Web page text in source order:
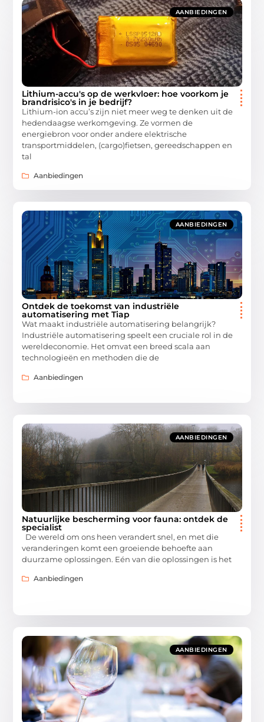
AANBIEDINGEN
Lithium-accu's op de werkvloer: hoe voorkom je
brandrisico's in je bedrijf?
Lithium-ion accu’s zijn niet meer weg te denken uit de
hedendaagse werkomgeving. Ze vormen de
energiebron voor onder andere elektrische
transportmiddelen, (cargo)fietsen, gereedschappen en
tal
Aanbiedingen
AANBIEDINGEN
Ontdek de toekomst van industriële
automatisering met Tiap
Wat maakt industriële automatisering belangrijk?
Industriële automatisering speelt een cruciale rol in de
wereldeconomie. Het omvat een breed scala aan
technologieën en methoden die de
Aanbiedingen
AANBIEDINGEN
Natuurlijke bescherming voor fauna: ontdek de
specialist
De wereld om ons heen verandert snel, en met die
veranderingen komt een groeiende behoefte aan
duurzame oplossingen. Eén van die oplossingen is het
Aanbiedingen
AANBIEDINGEN